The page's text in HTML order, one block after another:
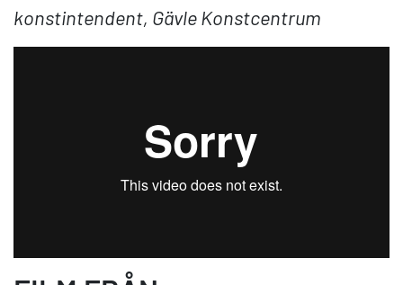
konstintendent, Gävle Konstcentrum